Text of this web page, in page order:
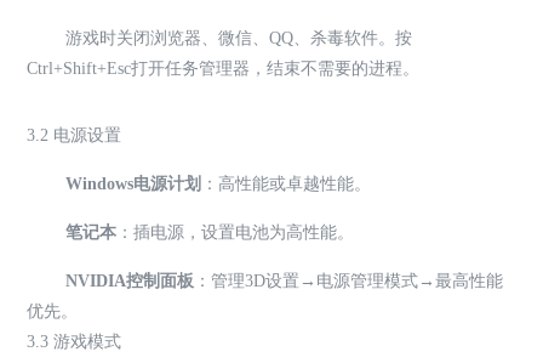
游戏时关闭浏览器、微信、QQ、杀毒软件。按
Ctrl+Shift+Esc打开任务管理器，结束不需要的进程。
3.2 电源设置
Windows电源计划 ：高性能或卓越性能。
笔记本 ：插电源，设置电池为高性能。
NVIDIA控制面板 ：管理3D设置→电源管理模式→最高性能
优先。
3.3 游戏模式